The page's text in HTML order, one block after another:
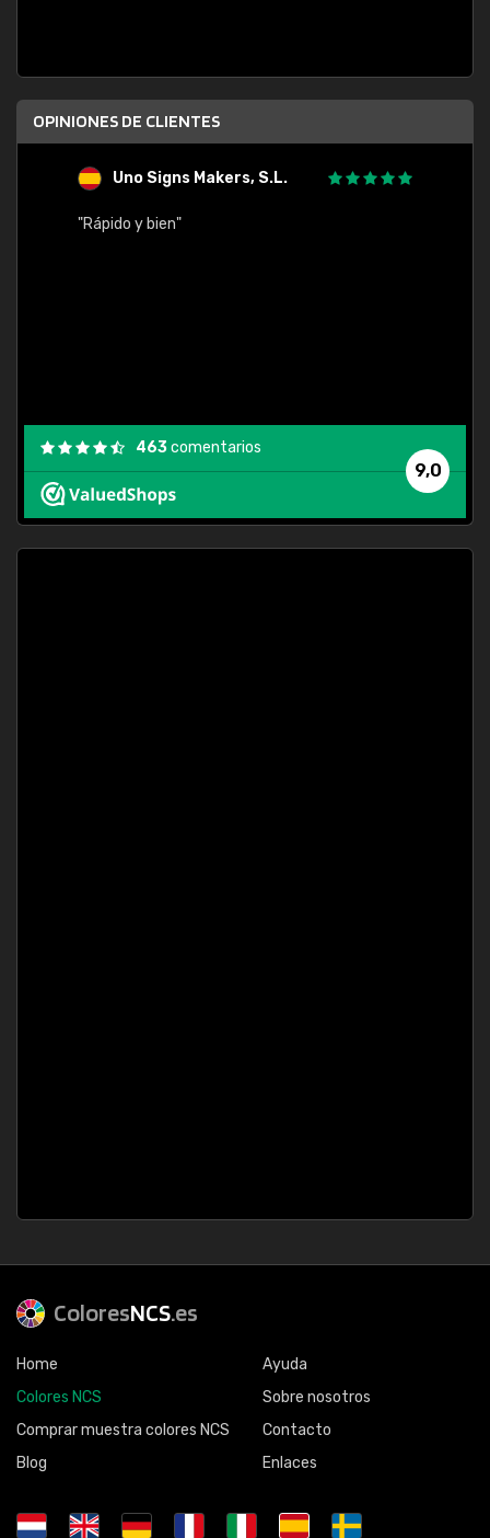
OPINIONES DE CLIENTES
Uno Signs Makers, S.L.
"Rápido y bien"
9,0
463comentarios
ColoresNCS.es
Home
Colores NCS
Comprar muestra colores NCS
Blog
Ayuda
Sobre nosotros
Contacto
Enlaces